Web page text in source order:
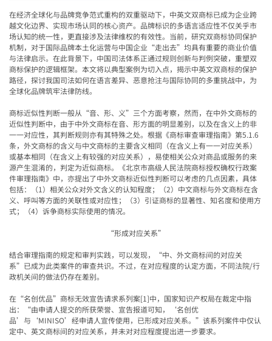
在经济全球化与品牌竞争范式重构的双重驱动下，中英文双商标已成为企业跨
越文化边界、实现市场认同的核心资产。品牌标识的多语言适应性不仅关乎市
场认知的统一性，更直接涉及法律维权的有效性。当前，研究双商标协同保护
机制，对于国际品牌本土化运营与中国企业“走出去”均具有重要的商业价值
与法律启示。在此背景下，中国司法体系正通过规则创新与判例突破，重塑双
商标保护的逻辑框架。本文将以典型案例为切入点，揭示中英文双商标的保护
路径，探讨我国司法如何在语言差异、恶意抢注与国际协同的多重挑战中，为
全球化品牌筑牢法律防线。
商标近似性判断一般从“音、形、义”三个方面考察，然而，在中外文商标的
近似性判断中，由于中外文商标在音、形方面的明显差别，以及在含义上的非
一一对应性，其判断规则亦有其特殊之处。根据《商标审查审理指南》第5.1.6
条，外文商标的含义与中文商标的主要含义相同（在含义上有一一对应关系）
或基本相同（在含义上有较强的对应关系），易使相关公众对商品或服务的来
源产生混淆的，判定为近似商标。《北京市高级人民法院商标授权确权行政案
件审理指南》中，亦提出了中外文商标近似性判断可以考虑的几点因素，具体
包括：（1）相关公众对外文含义的认知程度；（2）中文商标与外文商标在含
义、呼叫等方面的关联性或对应性；（3）引证商标的显著性、知名度和使用方
式；（4）诉争商标实际使用的情况。
“形成对应关系”
结合审理指南的规定和审判实践，可以发现，“中、外文商标间的对应关
系”已成为此类案件的审查共识。不过，在对应程度的认定方面，不同法院/行
政机关间的做法仍存在差别。
在“名创优品”商标无效宣告请求系列案[1]中，国家知识产权局在裁定中指
出：“由申请人提交的所获荣誉、宣告报道可知，‘名创优
品’与‘MINISO’经申请人宣传使用，已形成对应关系。”该系列案件中仅认
定中、英文商标间的对应关系，并未对对应程度提出进一步要求。